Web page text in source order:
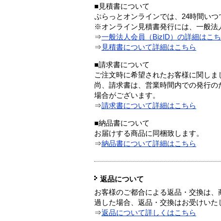
■見積書について
ぷらっとオンラインでは、24時間い
※オンライン見積書発行には、一般法
⇒一般法人会員（BizID）の詳細はこ
⇒ 見積書について詳細はこちら
■請求書について
ご注文時に希望されたお客様に関しま
尚、請求書は、営業時間内での発行
場合がございます。
⇒請求書について詳細はこちら
■納品書について
お届けする商品に同梱致します。
⇒納品書について詳細はこちら
返品について
お客様のご都合による返品・交換は
過した場合、返品・交換はお受けいた
⇒返品について詳しくはこちら